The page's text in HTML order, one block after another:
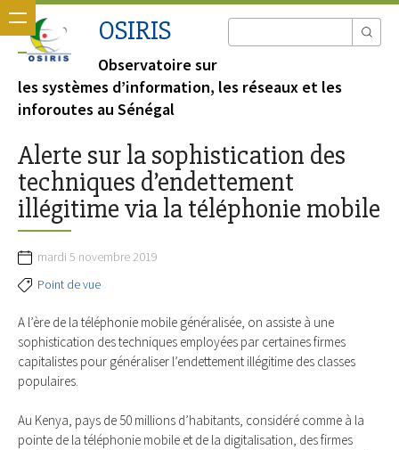
OSIRIS
Observatoire sur
les systèmes d’information, les réseaux et les
inforoutes au Sénégal
Alerte sur la sophistication des
techniques d’endettement
illégitime via la téléphonie mobile
mardi 5 novembre 2019
Point de vue
A l’ère de la téléphonie mobile généralisée, on assiste à une
sophistication des techniques employées par certaines firmes
capitalistes pour généraliser l’endettement illégitime des classes
populaires.
Au Kenya, pays de 50 millions d’habitants, considéré comme à la
pointe de la téléphonie mobile et de la digitalisation, des firmes